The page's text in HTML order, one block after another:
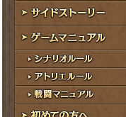
世界観
サイドストーリー
ゲームマニュアル
シナリオルール
アトリエルール
戦闘マニュアル